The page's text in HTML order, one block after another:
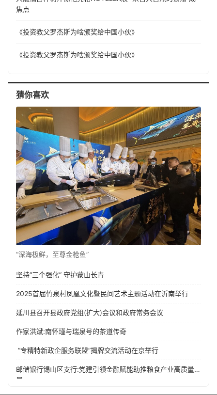
焦点
《投资教父罗杰斯为啥颁奖给中国小伙》
《投资教父罗杰斯为啥颁奖给中国小伙》
猜你喜欢
“深海极鲜，至尊金枪鱼”
坚持“三个强化” 守护蒙山长青
2025首届竹泉村凤凰文化暨民间艺术主题活动在沂南举行
延川县召开县政府党组(扩大)会议和政府常务会议
作家洪斌:南怀瑾与瑞泉号的茶道传奇
“专精特新政企服务联盟”揭牌交流活动在京举行
邮储银行锡山区支行:党建引领金融赋能助推粮食产业高质量发
展